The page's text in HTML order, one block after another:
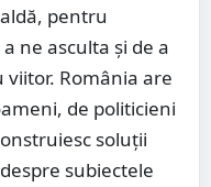
pentru
ne asculta și de a
viitor. România are
de politicieni
soluții
subiectele